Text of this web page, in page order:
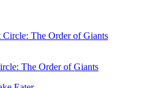
The Order of Giants